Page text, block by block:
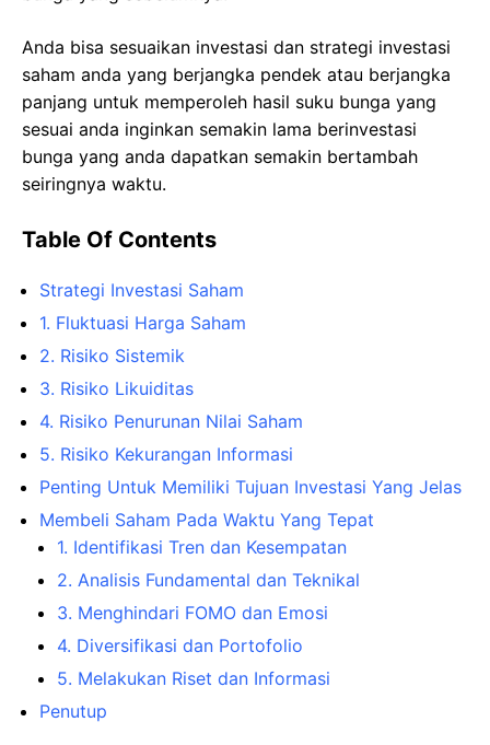
Anda bisa sesuaikan investasi dan strategi investasi
saham anda yang berjangka pendek atau berjangka
panjang untuk memperoleh hasil suku bunga yang
sesuai anda inginkan semakin lama berinvestasi
bunga yang anda dapatkan semakin bertambah
seiringnya waktu.
Table Of Contents
Strategi Investasi Saham
1. Fluktuasi Harga Saham
2. Risiko Sistemik
3. Risiko Likuiditas
4. Risiko Penurunan Nilai Saham
5. Risiko Kekurangan Informasi
Penting Untuk Memiliki Tujuan Investasi Yang Jelas
Membeli Saham Pada Waktu Yang Tepat
1. Identifikasi Tren dan Kesempatan
2. Analisis Fundamental dan Teknikal
3. Menghindari FOMO dan Emosi
4. Diversifikasi dan Portofolio
5. Melakukan Riset dan Informasi
Penutup